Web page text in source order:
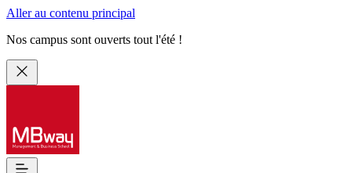
Aller au contenu principal
Nos campus sont ouverts tout l'été !